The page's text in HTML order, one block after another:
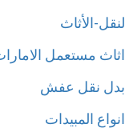
الأثاث
مستعمل الامارات
نقل عفش
المبيدات